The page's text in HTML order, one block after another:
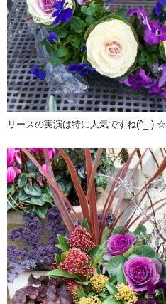
リースの実演は特に人気ですね(^_-)-☆